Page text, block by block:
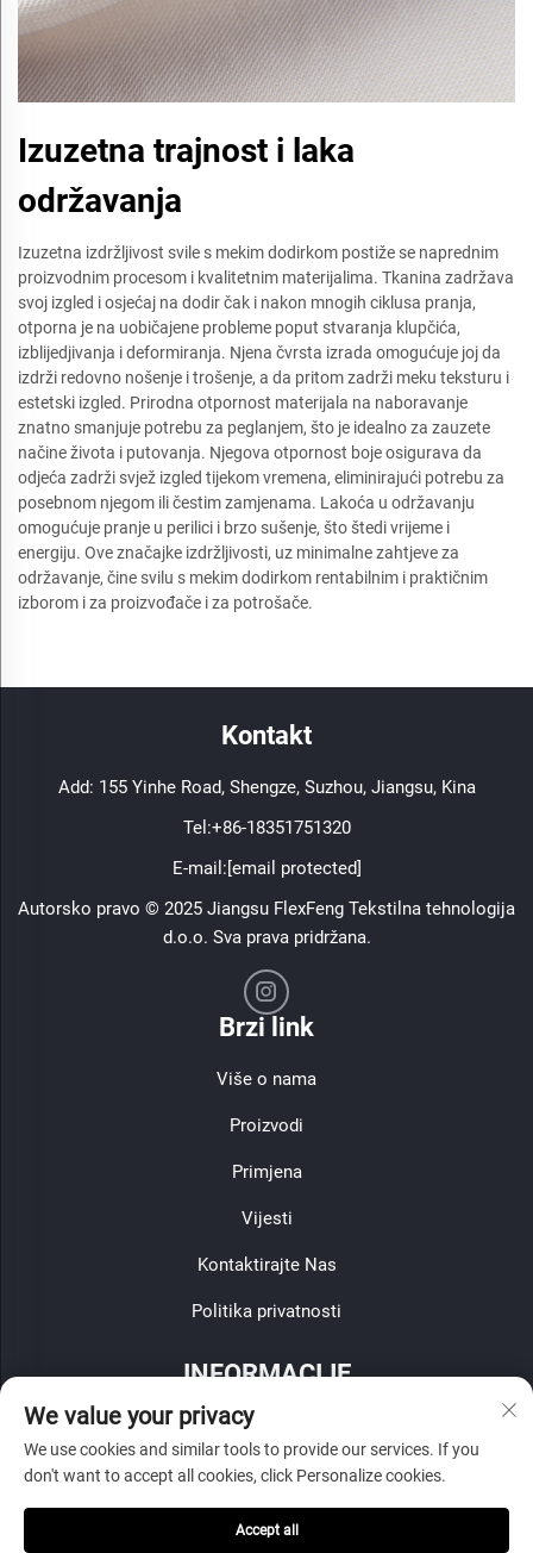
Izuzetna trajnost i laka
održavanja
Izuzetna izdržljivost svile s mekim dodirkom postiže se naprednim
proizvodnim procesom i kvalitetnim materijalima. Tkanina zadržava
svoj izgled i osjećaj na dodir čak i nakon mnogih ciklusa pranja,
otporna je na uobičajene probleme poput stvaranja klupčića,
izblijedjivanja i deformiranja. Njena čvrsta izrada omogućuje joj da
izdrži redovno nošenje i trošenje, a da pritom zadrži meku teksturu i
estetski izgled. Prirodna otpornost materijala na naboravanje
znatno smanjuje potrebu za peglanjem, što je idealno za zauzete
načine života i putovanja. Njegova otpornost boje osigurava da
odjeća zadrži svjež izgled tijekom vremena, eliminirajući potrebu za
posebnom njegom ili čestim zamjenama. Lakoća u održavanju
omogućuje pranje u perilici i brzo sušenje, što štedi vrijeme i
energiju. Ove značajke izdržljivosti, uz minimalne zahtjeve za
održavanje, čine svilu s mekim dodirkom rentabilnim i praktičnim
izborom i za proizvođače i za potrošače.
Kontakt
Add: 155 Yinhe Road, Shengze, Suzhou, Jiangsu, Kina
Tel:+86-18351751320
E-mail:[email protected]
Autorsko pravo © 2025 Jiangsu FlexFeng Tekstilna tehnologija
d.o.o. Sva prava pridržana.
Brzi link
Više o nama
Proizvodi
Primjena
Vijesti
Kontaktirajte Nas
Politika privatnosti
INFORMACIJE
Prijavite se za primanje našeg tjednog biltena
We value your privacy
We use cookies and similar tools to provide our services. If you
don't want to accept all cookies, click Personalize cookies.
Accept all